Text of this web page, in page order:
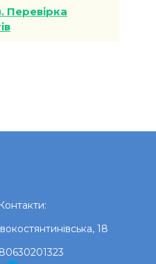
Перевірка
Контакти:
18